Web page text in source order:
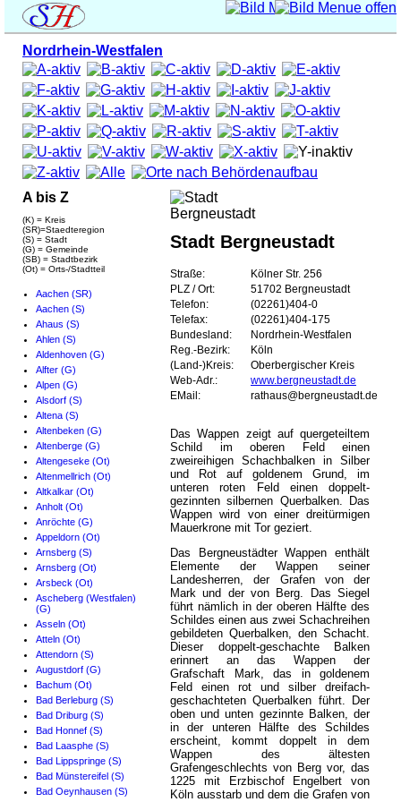
Nordrhein-Westfalen
A bis Z
(K) = Kreis
(SR)=Staedteregion
(S) = Stadt
(G) = Gemeinde
(SB) = Stadtbezirk
(Ot) = Orts-/Stadtteil
Aachen (SR)
Aachen (S)
Ahaus (S)
Ahlen (S)
Aldenhoven (G)
Alfter (G)
Alpen (G)
Alsdorf (S)
Altena (S)
Altenbeken (G)
Altenberge (G)
Altengeseke (Ot)
Altenmellrich (Ot)
Altkalkar (Ot)
Anholt (Ot)
Anröchte (G)
Appeldorn (Ot)
Arnsberg (S)
Arnsberg (Ot)
Arsbeck (Ot)
Ascheberg (Westfalen)
(G)
Asseln (Ot)
Atteln (Ot)
Attendorn (S)
Augustdorf (G)
Bachum (Ot)
Bad Berleburg (S)
Bad Driburg (S)
Bad Honnef (S)
Bad Laasphe (S)
Bad Lippspringe (S)
Bad Münstereifel (S)
Bad Oeynhausen (S)
Stadt Bergneustadt
Straße:
Kölner Str. 256
PLZ / Ort:
51702 Bergneustadt
Telefon:
(02261)404-0
Telefax:
(02261)404-175
Bundesland:
Nordrhein-Westfalen
Reg.-Bezirk:
Köln
(Land-)Kreis:
Oberbergischer Kreis
Web-Adr.:
www.bergneustadt.de
EMail:
rathaus@bergneustadt.de
Das Wappen zeigt auf quergeteiltem
Schild im oberen Feld einen
zweireihigen Schachbalken in Silber
und Rot auf goldenem Grund, im
unteren roten Feld einen doppelt-
gezinnten silbernen Querbalken. Das
Wappen wird von einer dreitürmigen
Mauerkrone mit Tor geziert.
Das Bergneustädter Wappen enthält
Elemente der Wappen seiner
Landesherren, der Grafen von der
Mark und der von Berg. Das Siegel
führt nämlich in der oberen Hälfte des
Schildes einen aus zwei Schachreihen
gebildeten Querbalken, den Schacht.
Dieser doppelt-geschachte Balken
erinnert an das Wappen der
Grafschaft Mark, das in goldenem
Feld einen rot und silber dreifach-
geschachteten Querbalken führt. Der
oben und unten gezinnte Balken, der
in der unteren Hälfte des Schildes
erscheint, kommt doppelt in dem
Wappen des ältesten
Grafengeschlechts von Berg vor, das
1225 mit Erzbischof Engelbert von
Köln ausstarb und dem die Grafen von